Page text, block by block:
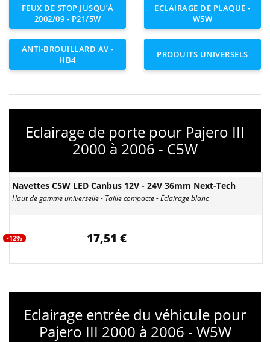
FEUX DE STOP JUSQU’À
2002/09 - P21/5W
ECLAIRAGE DE PLAQUE -
W5W
ANTI-BROUILLARD AV -
HB4
PRODUITS UNIVERSELS
Eclairage de porte pour Pajero III
2000 à 2006 - C5W
Navettes C5W LED Canbus 12V - 24V 36mm Next-Tech
Haut de gamme universelle - Taille compacte - Éclairage blanc
-12% 17,51 €
Eclairage entrée du véhicule pour
Pajero III 2000 à 2006 - W5W